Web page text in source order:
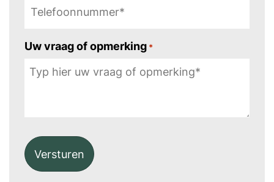
Uw vraag of opmerking *